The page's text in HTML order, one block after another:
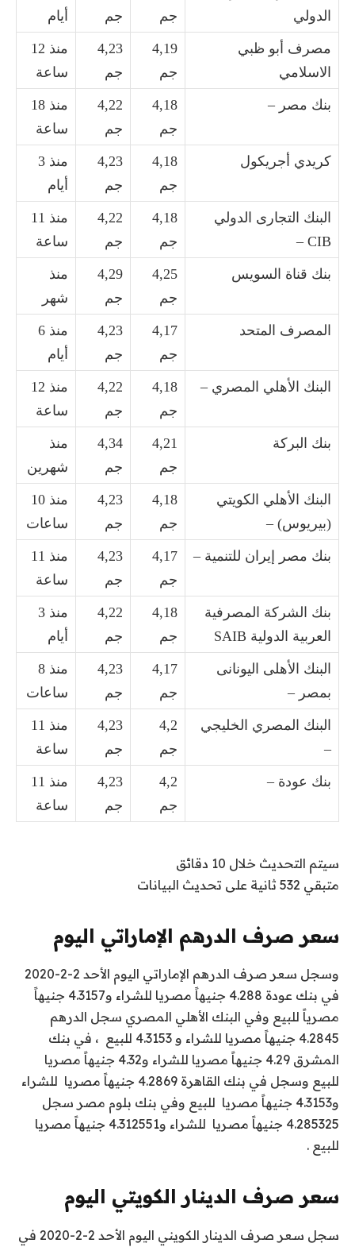
الدولي
جم
جم
أيام
مصرف أبو ظبي
الاسلامي
4,19
جم
4,23
جم
منذ 12
ساعة
بنك مصر –
4,18
جم
4,22
جم
منذ 18
ساعة
كريدي أجريكول
4,18
جم
4,23
جم
منذ 3
أيام
البنك التجارى الدولي
CIB –
4,18
جم
4,22
جم
منذ 11
ساعة
بنك قناة السويس
4,25
جم
4,29
جم
منذ
شهر
المصرف المتحد
4,17
جم
4,23
جم
منذ 6
أيام
البنك الأهلي المصري –
4,18
جم
4,22
جم
منذ 12
ساعة
بنك البركة
4,21
جم
4,34
جم
منذ
شهرين
البنك الأهلي الكويتي
(بيريوس) –
4,18
جم
4,23
جم
منذ 10
ساعات
بنك مصر إيران للتنمية –
4,17
جم
4,23
جم
منذ 11
ساعة
بنك الشركة المصرفية
العربية الدولية SAIB
4,18
جم
4,22
جم
منذ 3
أيام
البنك الأهلى اليونانى
بمصر –
4,17
جم
4,23
جم
منذ 8
ساعات
البنك المصري الخليجي
–
4,2
جم
4,23
جم
منذ 11
ساعة
بنك عودة –
4,2
جم
4,23
جم
منذ 11
ساعة
سيتم التحديث خلال 10 دقائق
متبقي 532 ثانية على تحديث البيانات
سعر صرف الدرهم الإماراتي اليوم
في بنك عودة 4.288 جنيهاً مصريا للشراء و4.3157 جنيهاً
مصرياً للبيع وفي البنك الأهلي المصري سجل الدرهم
4.2845 جنيهاً مصريا للشراء و 4.3153 للبيع ، في بنك
المشرق 4.29 جنيهاً مصريا للشراء و4.32 جنيهاً مصريا
للبيع وسجل في بنك القاهرة 4.2869 جنيهاً مصريا للشراء
و4.3153 جنيهاً مصريا للبيع وفي بنك بلوم مصر سجل
4.285325 جنيهاً مصريا للشراء و4.312551 جنيهاً مصريا
للبيع .
سعر صرف الدينار الكويتي اليوم
سجل سعر صرف الدينار الكويني اليوم الأحد 2-2-2020 في